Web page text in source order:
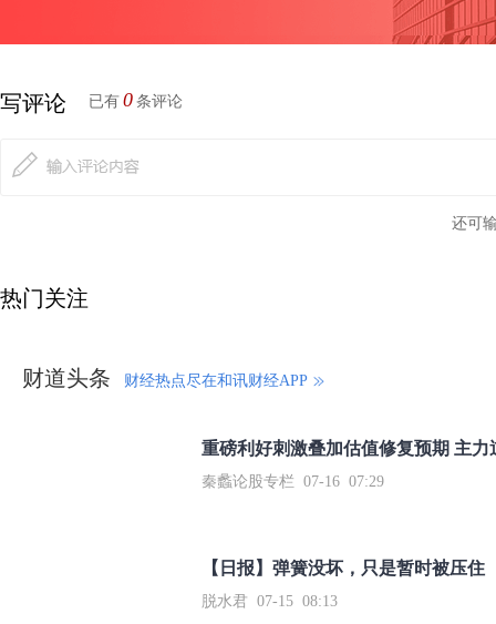
写评论 已有 0 条评论
还可
热门关注
财道头条 财经热点尽在和讯财经APP
秦蠡论股专栏 07-16 07:29
【日报】弹簧没坏，只是暂时被压住
脱水君 07-15 08:13